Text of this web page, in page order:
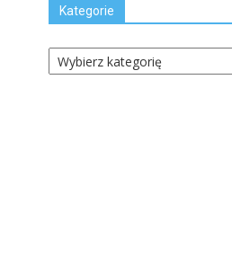
Kategorie
Kategorie